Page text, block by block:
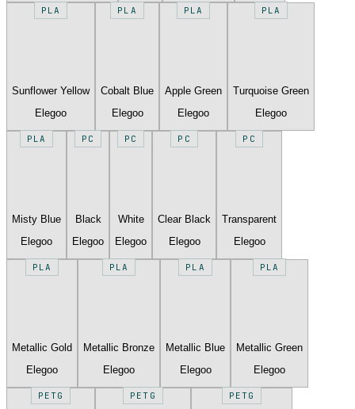
PLA
Sunflower Yellow
Elegoo
PLA
Cobalt Blue
Elegoo
PLA
Apple Green
Elegoo
PLA
Turquoise Green
Elegoo
PLA
Misty Blue
Elegoo
PC
Black
Elegoo
PC
White
Elegoo
PC
Clear Black
Elegoo
PC
Transparent
Elegoo
PLA
Metallic Gold
Elegoo
PLA
Metallic Bronze
Elegoo
PLA
Metallic Blue
Elegoo
PLA
Metallic Green
Elegoo
PETG PETG PETG